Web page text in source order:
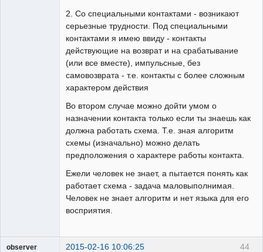
2. Со специальными контактами - возникают
серьезные трудности. Под специальными
контактами я имею ввиду - контакты
действующие на возврат и на срабатывание
(или все вместе), импульсные, без
самовозврата - т.е. контакты с более сложным
характером действия
Во втором случае можно дойти умом о
назначении контакта только если ты знаешь как
должна работать схема. Т.е. зная алгоритм
схемы (изначально) можно делать
предположения о характере работы контакта.
Ежели человек не знает, а пытается понять как
работает схема - задача маловыполнимая.
Человек не знает алгоритм и нет языка для его
восприятия.
44
observer 2015-02-16 10:06:25